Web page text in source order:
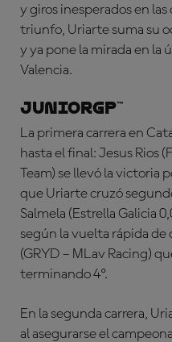
y giros inesperados en
triunfo, Uriarte suma su
y ya pone la mirada en la
Valencia.
JuniorGP™
La primera carrera en
hasta el final: Jesus Rios
Team) se llevó la victoria
que Uriarte cruzó
Salmela (Estrella Galicia
según la vuelta rápida de
(GRYD – MLav Racing)
terminando 4º.
En la segunda carrera,
al asegurarse el